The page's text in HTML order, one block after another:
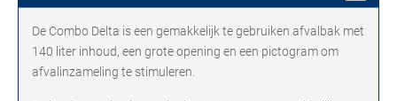
De Combo Delta is een gemakkelijk te gebruiken afvalbak met
140 liter inhoud, een grote opening en een pictogram om
afvalinzameling te stimuleren.